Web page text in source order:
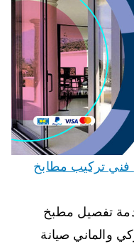
فني المنيوم المطلاع 52227343 فني تركيب مطابخ
تفصيل مطبخ
والماني صيانة